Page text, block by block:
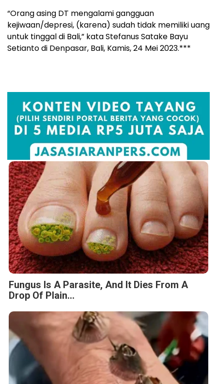
“Orang asing DT mengalami gangguan
kejiwaan/depresi, (karena) sudah tidak memiliki uang
untuk tinggal di Bali,” kata Stefanus Satake Bayu
Setianto di Denpasar, Bali, Kamis, 24 Mei 2023.***
Fungus Is A Parasite, And It Dies From A
Drop Of Plain...